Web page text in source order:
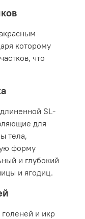
которому
что
SL-
для
тела,
форму
и глубокий
и ягодиц.
и икр